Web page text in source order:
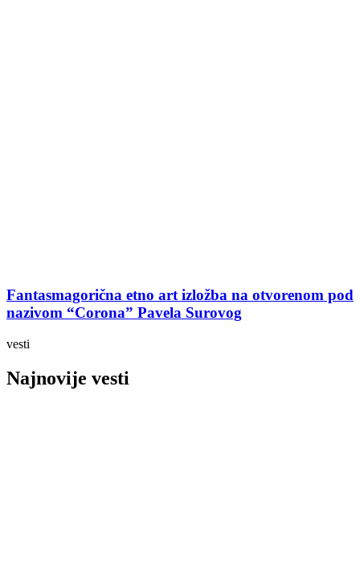
Fantasmagorična etno art izložba na otvorenom pod
nazivom “Corona” Pavela Surovog
vesti
Najnovije vesti